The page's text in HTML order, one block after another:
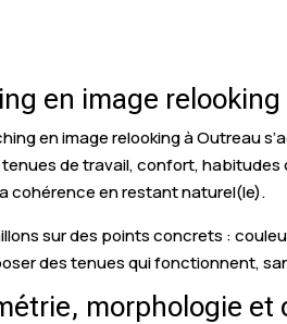
en image
en image relooking à Outreau
de travail, confort, habitudes
cohérence en restant naturel(le).
sur des points concrets :
des tenues qui fonctionnent,
morphologie